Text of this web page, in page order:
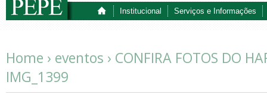
Institucional Serviços e Informações
Home › eventos › CONFIRA FOTOS DO
IMG_1399